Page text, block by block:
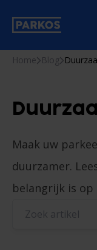
Home Blog
Maak uw
duurzamer.
belangrijk is op